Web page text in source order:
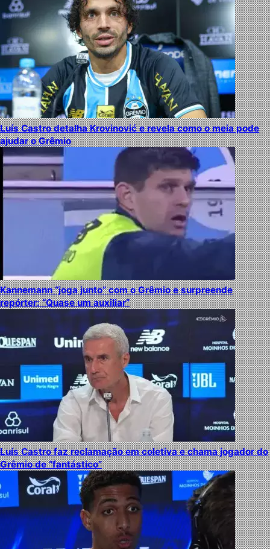
Luís Castro detalha Krovinović e revela como o meia pode
ajudar o Grêmio
Kannemann “joga junto” com o Grêmio e surpreende
repórter: “Quase um auxiliar”
Luís Castro faz reclamação em coletiva e chama jogador do
Grêmio de “fantástico”